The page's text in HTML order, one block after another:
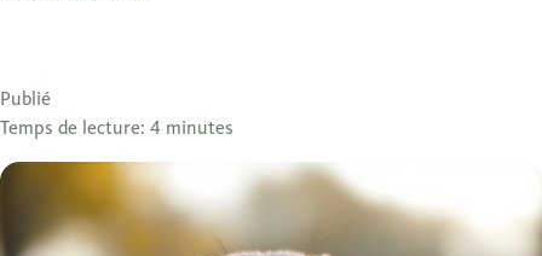
Publié
Temps de lecture: 4 minutes